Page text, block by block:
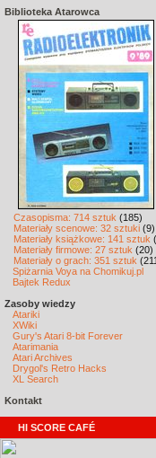
Biblioteka Atarowca
Czasopisma: 714 sztuk (185)
Materiały scenowe: 32 sztuki (9)
Materiały książkowe: 141 sztuk
Materiały firmowe: 27 sztuk (20)
Materiały o grach: 351 sztuk
Spiżarnia Voya na Chomikuj.pl
Bajtek Redux
Zasoby wiedzy
Atariki
XWiki
Gury's Atari 8-bit Forever
Atarimania
Atari Archives
Drygol's Retro Hacks
XL Search
Kontakt
HI SCORE CAFÉ